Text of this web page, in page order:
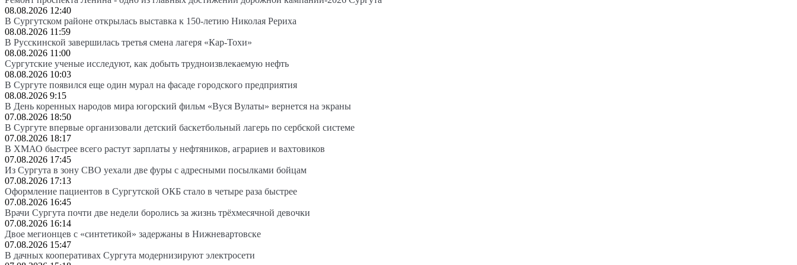
08.08.2026 12:40
В Сургутском районе открылась выставка к 150-летию Николая Рериха
08.08.2026 11:59
В Русскинской завершилась третья смена лагеря «Кар-Тохи»
08.08.2026 11:00
Сургутские ученые исследуют, как добыть трудноизвлекаемую нефть
08.08.2026 10:03
В Сургуте появился еще один мурал на фасаде городского предприятия
08.08.2026 9:15
В День коренных народов мира югорский фильм «Вуся Вулаты» вернется на экраны
07.08.2026 18:50
В Сургуте впервые организовали детский баскетбольный лагерь по сербской системе
07.08.2026 18:17
В ХМАО быстрее всего растут зарплаты у нефтяников, аграриев и вахтовиков
07.08.2026 17:45
Из Сургута в зону СВО уехали две фуры с адресными посылками бойцам
07.08.2026 17:13
Оформление пациентов в Сургутской ОКБ стало в четыре раза быстрее
07.08.2026 16:45
Врачи Сургута почти две недели боролись за жизнь трёхмесячной девочки
07.08.2026 16:14
Двое мегионцев с «синтетикой» задержаны в Нижневартовске
07.08.2026 15:47
В дачных кооперативах Сургута модернизируют электросети